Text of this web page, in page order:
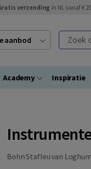
verzending in NL vanaf €
aanbod Zoek
Academy Inspiratie
Bohn Stafleu van Loghum